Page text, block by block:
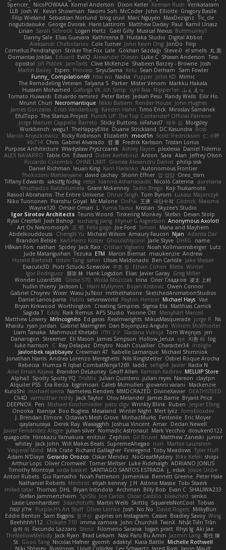
Spencer_
NicoPOWAAA Kornel Anderson Dixon Keller Keenan Rush Venkataram
LLB Josh W. Kevin Showman Naomi Soh McCoder John Elliotte Gregory Basile
Filip Wieland
Sebastian Norlund blog cruvi Marc Nguyen MaxDezignz Tic_cle
nogutidaisuke George Dvorak Haris Lattirom Matthew Daday Paul Kamil Uriasz
Lirian Sarah Schrock Logan Hertz Gaël Gilly Musical Nexus Buttmunky1
Danny Sale Elias Guevara Kathreena B Huitaka Studio Digital Abbot
Aleksandr Chebotariov Cole Turner John Kevin Ong JonDo Filip
Cornellus Pendrahgon Striker The Fox Lale Gökhan Sazdağı Steve-0 el smells 丸 黒
Domantas Jokšas Eduard EvilQ Alexander Olesen Luke C Shawn Anderson Tess
opostol Jiří Ptáček JamTarts Clive McKenzie Shabeen Barzey - Browne Josh
Martin Bailey Espen Princess SiryuSama Kelu Sean Derham
Sam Fowler
Funny_ Compilation69 htai wu Nadia Pupper John KD Mimic
The Remodeling Veteran Talyana S Parker Mister Venom Markku Hakala
Hussien Mohamed Gaforga VK Ich Simp cyril faia Nipper1er ふぇ えっ
Tomato Huwaidi
Eduardo ramirez Peter Bates Jediah Pesu Randy Wells Eilir Ho
Mrunit Churi Necromantique Nikki Balsem Render House John Hughes
James Gonzales Cristi Vanderburg Kaeden Hahn Timo Erick Miroslav Šamánek
EfulTopo The Starius Project Punch UP: The Top Contender! Official Patreon
Jorge Manuel Cappello Barreto Sticky Buttons iiiFahad7 재우 김 Morgsley
Workbench wegu1 TheHappyElite Duane Strickland DC Kasundra Ross
Marcin Anyszkiewicz Ricky Robinson Elizabeth moot1n Scott Fredrickson 仁 小野
kb714 Chris Gabriel Alvarado 哲 董 Fredrik Karlsson Tristan Lorius
Purpose Architecture Władysław Pryszczarek Ashley Fayers plexlexia Daniel Tidemo
ALEX NAVARRO Table On Edward Didier Aerlebout Anton Sara Alan Jeffrey Olson
Riccardo Colombo OHNE LIMIT Gionea Alexandru Daniel philip sisk
Daniel Richman Ieuan King Karri Haranko Autonomous Frontier
Thokozani Mahlanyane david cachay Shonn Effner 얍 얍얍 Oreo_tism
Tiffany Edwards iaksdfg fodkg ressii Ioannis Athanasiadis Nicolò Caterina aureliana
Khuthadzo Ratshilumela Grant Mckenney Tadin Brego Koji Tsukamoto
Rasool Abrahams The Entire Universe Dhruv Singh Tom Byrom Łukasz Majorczyk
Niko Tuononen Pranshu Goyal Mr Malone OnPui 王庚 극단수작 Cédrick Maxime
Wayne120 Omair Omari L Yuma Taesu Kristian Skyzee's Studio
Igor Sirotov Architects Teunis Woord Tinkering Monkey Stefan Devan Stolp
Rylai Crestfall Josh Bishop xuchang jiang Hlynur G Asgeirsson Anonymous Axolotl
Art Ov Nekromorph
正 明 Felix gogo Joe Ford Simon
Mana and Mayhem
Abdelkouddouss ChengXi Yu Michael Wilson Amaury Faucon Njan Adenta Dar
Brandon Belisle Karl-Heinz Köster Ghoulishlycool Jarle Styve DHFG
name
Håkan Fors nathan Spidey Jack Rao Cristian Vigliano Noah Kollmannsberger Lutz
Jude Matanguihan Tezuka ETM Marcin Biernat miaukenzie Andrew
Horald Bartoldt ttitim Tang sahin Ulises Maldonado Ben Carlisle Jake Messer
Exacute3D Piotr Sztucki-Szewców 주호 정 Ethan Cohen Metix Winter
Igor Rodriguez
朋弥 林 Hank Logsdon Elias Javier Garay Greg Miller
Wonder Lizard588
Gliese 570 Wiola Miszczak Irina Олег Гладков 凌太 上村
hullin thierry Jackson L. Harri Myllynen Bojan Kostovic Owen Connor
Gabriel Chvyrev Wixer Wasu Ju'Nior mrthethatone SketchedAnimationStudios
Daniel Larios-parra
Pablo selvinsworld Payton Heniser Michael Hays Vae
Bryan Kirkwood Worthington Creating Simpires Sigma Eta Matthias Carrick
Sagida T Eddy Raik Remus APS Studio Yvonne Ott Menyhárt Marcell
Matthew Lowery MrIncognito Ed garas Realmwrights MikusMasquerade jorge R
Ns
Khaidu ryan jordan Gabriel Malmgren Dan Bojorquez Angulo Williem McWhorter
Liam Tanaka
Mahmoud Khetabi יניב חלה Sladana Vukoja Tom Weijnjes jen
Danarogon Streemer Eli Mason James Simpson Hollow_Jenza eje 지환 이 log
luke harrison
C Ray Delapaz Dmytro Noah Couallier Character34 indiiglo
Javlonbek rajabbayev Crewman 47 Isabelle Lamarque Michael Shimniok
Jonathan Harris Andrea Lorenzo Mereghetti Nils Ringlstetter Osbiel Roque Arocha
Rebecca Humza R Iqbal CombatNinja1269 laddc sellig64 Javier Radix N
Ariel Ilmari Kajava Brandon DeLauney Geoff Allen Kamran Kadirov MELUIP Store
Alpha3 Spotty Spotty YQ TrixMix Julian Quintero julian reyes Nareon claytpn
Alquiler PS5
Era Rerza bjgrimoari Caleb Mcmullen giovanni varani
Mackenzie
KuroShi
michael sierra Nameless Renders MMDCRAZED DivineXavier DEATHSTEED
Cli4D vamsidhar reddy Jack Taylor Olov Melander James Barrie Bryant Price
DEEPNOX Pen Michael Koschmieder pato dlgv Wrinkly Blink Ruben
Jesper Elling
Onooka
Kseniya Boo Bugless Mesaland Winter Night Mert İyiiz forrobloxdev
J. Brendan Elmore Octavia's Mesh Grove MinhazMurks Fxntxnile Eric Moyer
qaylanuraya
Derek Ray Waaagghh Joshua Vincent Amar Declan Newell
Javier Fernández Alegre julian silver Nomadic Astronaut Mark Vecchio dosuken0122
quagootle Hirokazu Yamakura enitzur Zephon Gil Bruvel Matthew Zaneski junior
whitey Jack John Will Makes Beats SupremeAhegao nori
Marlise Launstein
Vesperal Mind
Milk Crate Richard Gallagher Firelegend Toby Meadows Tyler Huff
Adam N'Diaye Gerardo Orozco Oskar Mendez NoGreatMystery Bike Kefeli shiipi
Arthur Lops Oliver Cromwell Tomer Meltser Luke Ridehalgh ADRIANO JONUS
Timothy Montoya soda basket SANTIAGO SANTOS ESTRADA j_ edak Josue Uribe
Anton Rubets Gui Ramalho Noah Patterson Jomenikia Bennett Greene Peter Hale
Nathaniel Roberts Mechrot elijah kenney J H Astone Massie Tobi Staerk
milad tatar Thomas DHL Bryan Intindola Archman Billy Bob Evan C SHALIWA233
Stefan Jammertzheim
SpiSlu Joe Carlos Oscar Castillo bleached senko
Lasse Leonhardsen 3darchstuffs Martin Wells Skittlq SquareIsNotCool Tobias
אילון קשת
Purple-H's Art Stuff Oliver Lemke Josh No No David Rogers MilkyBun
Eddie Benton Sam Biggins 윤구선 gupries on Instagram Cassie Bradley Savoy Wing
Beehhhh112 Chikato 710 imma zamora John Churchill TwinX Nhật Tiến Trần
승하 이 Facundo Lazzaro Stenz Filomeno Saraiva logan pratt Rhys lg Aki Jae
TheMellowMelody Jack Ryan Brad Leikam Nasi Paru Bu Amin Jazmin Lang 宥任 陳
St Gooo Tang Nicolas Hafner gyomh adaktyl Kiara Battle Michelle Rothwell
Niki Shterev RussJones Lloyd Collidge Lev Schwartz Jared Ross Jason Mault